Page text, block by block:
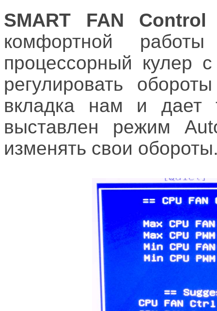
SMART FAN Control
комфортной работы
процессорный кулер
регулировать
вкладка нам и дает
выставлен режим
изменять свои